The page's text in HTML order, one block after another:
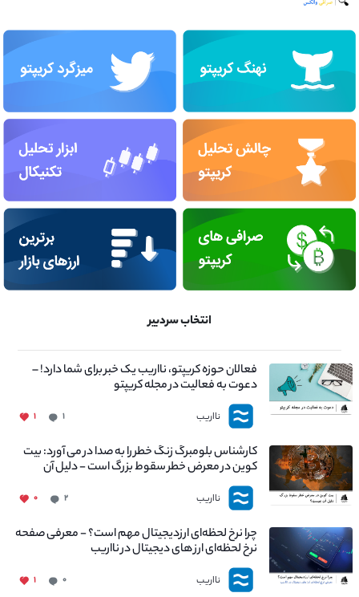
انتخاب سردبیر
فعالان حوزه کریپتو، نااریب یک خبر برای شما دارد! –
دعوت به فعالیت در مجله کریپتو
نااریب ۱ ۱
کارشناس بلومبرگ زنگ خطر را به صدا در می آورد: بیت
کوین در معرض خطر سقوط بزرگ است - دلیل آن
چیست؟
نااریب ۲ ۰
چرا نرخ لحظه‌ای ارزدیجیتال مهم است؟ - معرفی صفحه
نرخ لحظه‌ای ارز های دیجیتال در نااریب
نااریب ۰ ۱